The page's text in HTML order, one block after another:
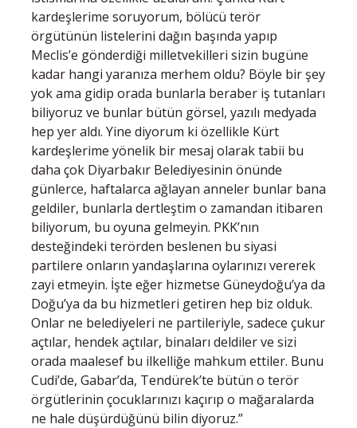
kardeşlerime soruyorum, bölücü terör
örgütünün listelerini dağın başında yapıp
Meclis’e gönderdiği milletvekilleri sizin bugüne
kadar hangi yaranıza merhem oldu? Böyle bir şey
yok ama gidip orada bunlarla beraber iş tutanları
biliyoruz ve bunlar bütün görsel, yazılı medyada
hep yer aldı. Yine diyorum ki özellikle Kürt
kardeşlerime yönelik bir mesaj olarak tabii bu
daha çok Diyarbakır Belediyesinin önünde
günlerce, haftalarca ağlayan anneler bunlar bana
geldiler, bunlarla dertleştim o zamandan itibaren
biliyorum, bu oyuna gelmeyin. PKK’nın
desteğindeki terörden beslenen bu siyasi
partilere onların yandaşlarına oylarınızı vererek
zayi etmeyin. İşte eğer hizmetse Güneydoğu’ya da
Doğu’ya da bu hizmetleri getiren hep biz olduk.
Onlar ne belediyeleri ne partileriyle, sadece çukur
açtılar, hendek açtılar, binaları deldiler ve sizi
orada maalesef bu ilkelliğe mahkum ettiler. Bunu
Cudi’de, Gabar’da, Tendürek’te bütün o terör
örgütlerinin çocuklarınızı kaçırıp o mağaralarda
ne hale düşürdüğünü bilin diyoruz.”